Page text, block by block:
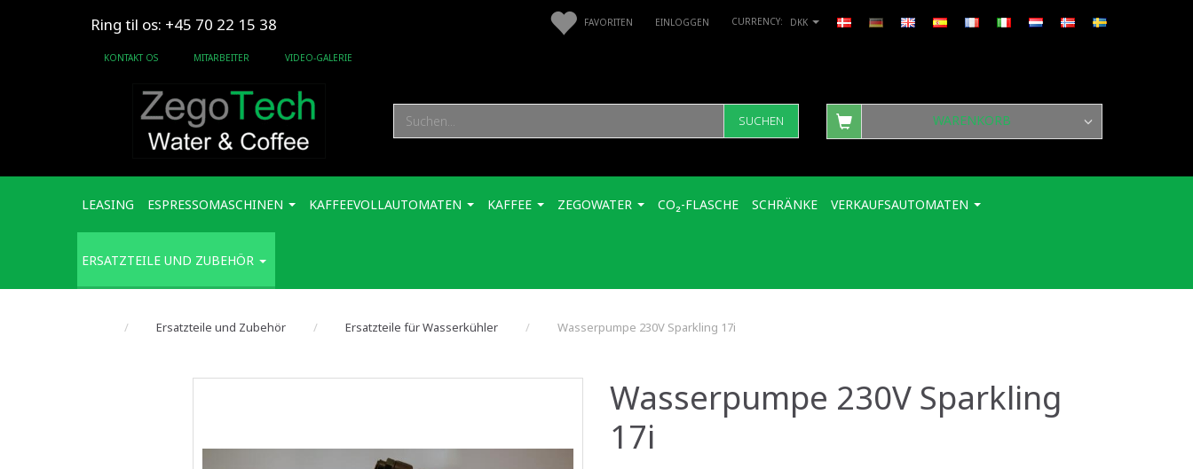
DKK
FAVORITEN EINLOGGEN
Ring til os: +45 70 22 15 38
KONTAKT OS MITARBEITER VIDEO-GALERIE
SUCHEN WARENKORB
LEASING ESPRESSOMASCHINEN KAFFEEVOLLAUTOMATEN KAFFEE ZEGOWATER CO₂-FLASCHE SCHRÄNKE VERKAUFSAUTOMATEN
ERSATZTEILE UND ZUBEHÖR
Ersatzteile und Zubehör Ersatzteile für Wasserkühler Wasserpumpe 230V Sparkling 17i
Wasserpumpe 230V Sparkling
17i